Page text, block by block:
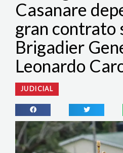
Casanare
gran contrato
Brigadier
Leonardo
JUDICIAL